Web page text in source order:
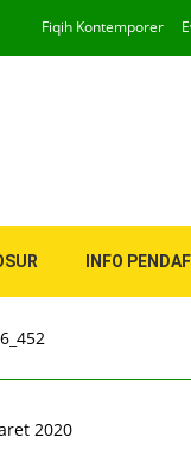
Fiqih Kontemporer
INFO
2020